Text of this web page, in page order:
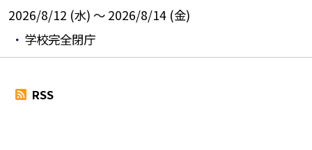
2026/8/12 (水) ～ 2026/8/14 (金)
学校完全閉庁
RSS